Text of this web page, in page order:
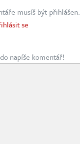
musíš být přihlášen.
se
napíše komentář!